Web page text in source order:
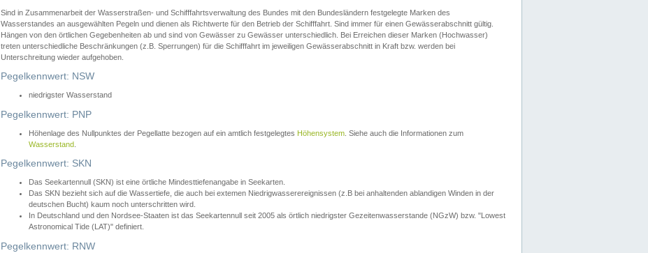
Sind in Zusammenarbeit der Wasserstraßen- und Schifffahrtsverwaltung des Bundes mit den Bundesländern festgelegte Marken des
Wasserstandes an ausgewählten Pegeln und dienen als Richtwerte für den Betrieb der Schifffahrt. Sind immer für einen Gewässerabschnitt gültig.
Hängen von den örtlichen Gegebenheiten ab und sind von Gewässer zu Gewässer unterschiedlich. Bei Erreichen dieser Marken (Hochwasser)
treten unterschiedliche Beschränkungen (z.B. Sperrungen) für die Schifffahrt im jeweiligen Gewässerabschnitt in Kraft bzw. werden bei
Unterschreitung wieder aufgehoben.
Pegelkennwert: NSW
niedrigster Wasserstand
Pegelkennwert: PNP
Höhenlage des Nullpunktes der Pegellatte bezogen auf ein amtlich festgelegtes Höhensystem . Siehe auch die Informationen zum
Wasserstand
Pegelkennwert: SKN
Das Seekartennull (SKN) ist eine örtliche Mindesttiefenangabe in Seekarten.
Das SKN bezieht sich auf die Wassertiefe, die auch bei extemen Niedrigwasserereignissen (z.B bei anhaltenden ablandigen Winden in der
deutschen Bucht) kaum noch unterschritten wird.
In Deutschland und den Nordsee-Staaten ist das Seekartennull seit 2005 als örtlich niedrigster Gezeitenwasserstande (NGzW) bzw. "Lowest
Astronomical Tide (LAT)" definiert.
Pegelkennwert: RNW